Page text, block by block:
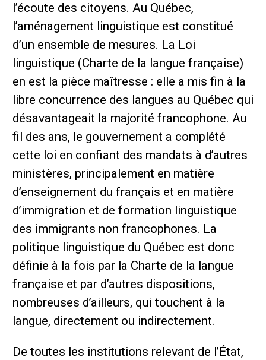
l’écoute des citoyens. Au Québec,
l’aménagement linguistique est constitué
d’un ensemble de mesures. La Loi
linguistique (Charte de la langue française)
en est la pièce maîtresse : elle a mis fin à la
libre concurrence des langues au Québec qui
désavantageait la majorité francophone. Au
fil des ans, le gouvernement a complété
cette loi en confiant des mandats à d’autres
ministères, principalement en matière
d’enseignement du français et en matière
d’immigration et de formation linguistique
des immigrants non francophones. La
politique linguistique du Québec est donc
définie à la fois par la Charte de la langue
française et par d’autres dispositions,
nombreuses d’ailleurs, qui touchent à la
langue, directement ou indirectement.
De toutes les institutions relevant de l’État,